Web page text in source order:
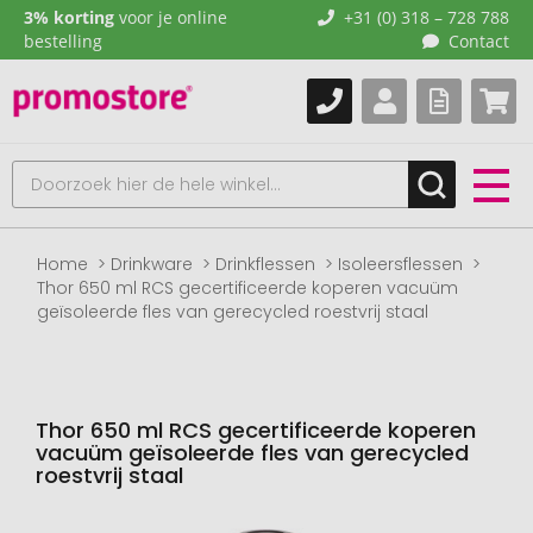
3% korting voor je online
bestelling
+31 (0) 318 – 728 788
Contact
Home Drinkware Drinkflessen
Isoleersflessen
Thor 650 ml RCS gecertificeerde koperen vacuüm
geïsoleerde fles van gerecycled roestvrij staal
Thor 650 ml RCS gecertificeerde koperen
vacuüm geïsoleerde fles van gerecycled
roestvrij staal